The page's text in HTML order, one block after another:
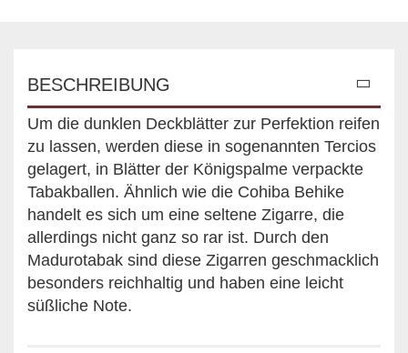
BESCHREIBUNG
Um die dunklen Deckblätter zur Perfektion reifen
zu lassen, werden diese in sogenannten Tercios
gelagert, in Blätter der Königspalme verpackte
Tabakballen. Ähnlich wie die Cohiba Behike
handelt es sich um eine seltene Zigarre, die
allerdings nicht ganz so rar ist. Durch den
Madurotabak sind diese Zigarren geschmacklich
besonders reichhaltig und haben eine leicht
süßliche Note.